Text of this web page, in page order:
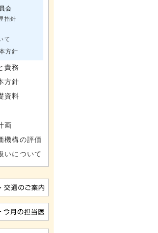
会
指針
て
方針
責務
方針
資料
画
機構の評価
いについて